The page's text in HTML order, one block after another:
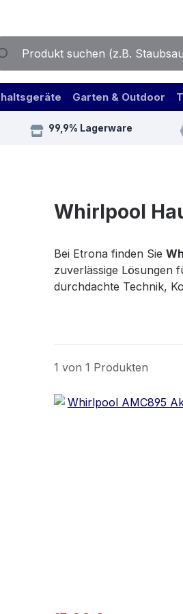
Garten & Outdoor
99,9% Lagerware
Whirlpool
Bei Etrona finden Sie
zuverlässige Lösungen
durchdachte Technik,
1 von 1 Produkten